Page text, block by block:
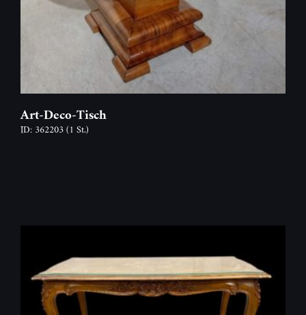
Art-Deco-Tisch
ID: 362203(1 St.)